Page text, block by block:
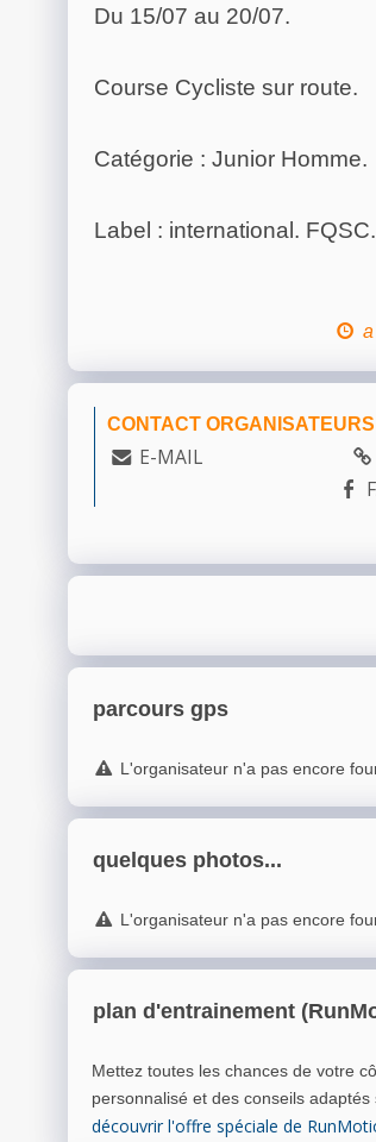
Du 15/07 au 20/07.
Course Cycliste sur route.
Catégorie : Junior Homme.
Label : international. FQSC.
CONTACT ORGANISATEURS
E-MAIL
parcours gps
L'organisateur n'a pas encore
quelques photos...
L'organisateur n'a pas encore
plan d'entrainement
Mettez toutes les chances de votre
personnalisé et des conseils
découvrir l'offre spéciale de